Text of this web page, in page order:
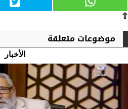
⇧
موضوعات متعلقة
الأخبار